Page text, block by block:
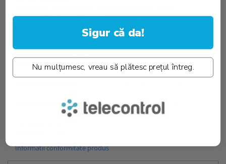
Material 2::Plastic + Aluminiu
100000 x
Indice culoare Ra ≥::80
Dimensiuni cutie::350x240x260 mm, 350x300x320 mm,
560x320x230 mm, 470x320x290 mm, 320x315x355 mm
Dimensiuni produs:: 90x90x21 mm, 119x119x165 mm,
170x170x15 mm, 209x28 mm, 283x28 mm
Informatii conformitate produs
Sigur că da!
Nu mulțumesc, vreau să plătesc prețul întreg.